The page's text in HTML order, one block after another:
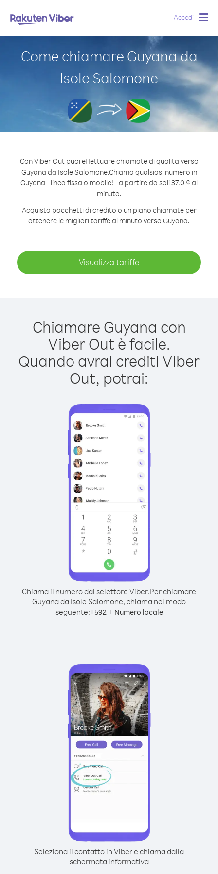
Accedi
Come chiamare Guyana da
Isole Salomone
Con Viber Out puoi effettuare chiamate di qualità verso
Guyana da Isole Salomone.Chiama qualsiasi numero in
Guyana - linea fissa o mobile! - a partire da soli 37.0 ¢ al
minuto.
Acquista pacchetti di credito o un piano chiamate per
ottenere le migliori tariffe al minuto verso Guyana.
Visualizza tariffe
Chiamare Guyana con
Viber Out è facile.
Quando avrai crediti Viber
Out, potrai:
Chiama il numero dal selettore Viber.Per chiamare
Guyana da Isole Salomone, chiama nel modo
seguente:+592+ Numero locale
Seleziona il contatto in Viber e chiama dalla
schermata informativa